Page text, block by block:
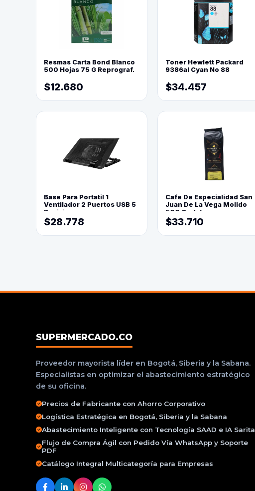
Resmas Carta Bond Blanco
500 Hojas 75 G Reprograf.
$12.680
Toner Hewlett Packard
9386al Cyan No 88
$34.457
Base Para Portatil 1
Ventilador 2 Puertos USB 5
Posiciones
$28.778
Cafe De Especialidad San
Juan De La Vega Molido
500 Grs(=)
$33.710
SUPERMERCADO.CO
Proveedor mayorista líder en Bogotá, Siberia y la Sabana.
Especialistas en optimizar el abastecimiento estratégico
de su oficina.
Precios de Fabricante con Ahorro Corporativo
Logística Estratégica en Bogotá, Siberia y la Sabana
Abastecimiento Inteligente con Tecnología SAAD e IA Sarita
Flujo de Compra Ágil con Pedido Vía WhatsApp y Soporte
PDF
Catálogo Integral Multicategoría para Empresas